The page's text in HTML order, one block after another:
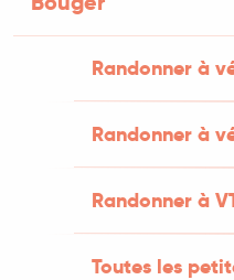
Randonner à
Randonner à
Randonner à
Toutes les